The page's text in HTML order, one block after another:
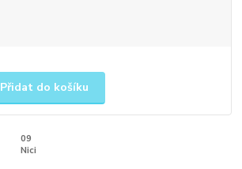
Přidat do košíku
09
Nici